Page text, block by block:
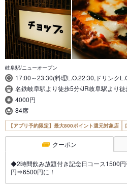
岐阜駅/ニューオープン
17:00～23:30(料理L.O.22:30,ドリンク
名鉄岐阜駅より徒歩5分/JR岐阜駅より
4000円
84席
【アプリ予約限定】最大800ポイント還元対象店
クーポン
◆2時間飲み放題付き記念日コース1500
円⇒6500円に！